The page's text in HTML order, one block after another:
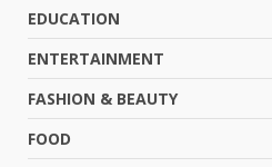
EDUCATION
ENTERTAINMENT
FASHION & BEAUTY
FOOD